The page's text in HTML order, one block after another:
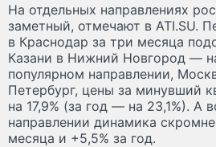
На отдельных направлениях
заметный, отмечают в ATI.SU.
в Краснодар за три месяца
Казани в Нижний Новгород —
популярном направлении,
Петербург, цены за минувший
на 17,9% (за год — на 23,1%). А
направлении динамика
месяца и +5,5% за год.